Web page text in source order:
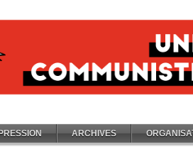
ARCHIVES